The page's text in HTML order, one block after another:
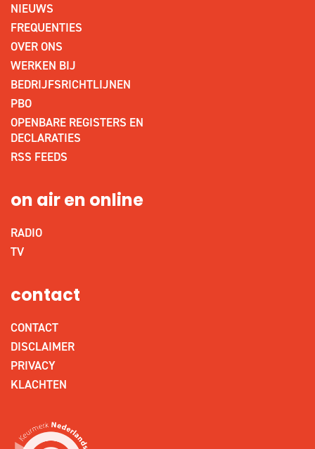
NIEUWS
FREQUENTIES
OVER ONS
WERKEN BIJ
BEDRIJFSRICHTLIJNEN
PBO
OPENBARE REGISTERS EN
DECLARATIES
RSS FEEDS
on air en online
RADIO
TV
contact
CONTACT
DISCLAIMER
PRIVACY
KLACHTEN